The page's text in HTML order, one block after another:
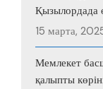
Қызылордада
15 марта,
Мемлекет
қалыпты